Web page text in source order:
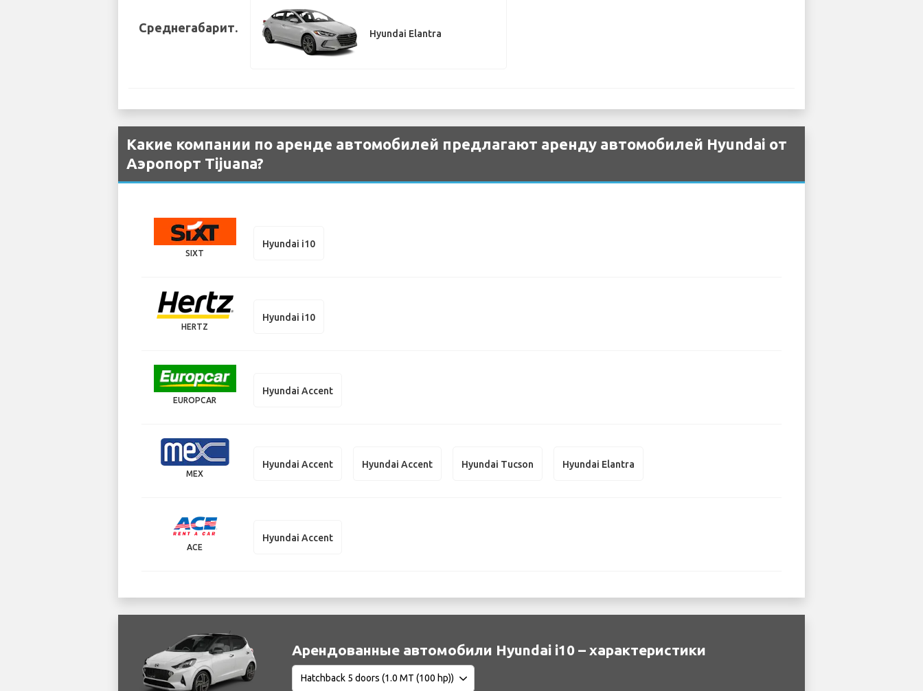
Среднегабарит. Hyundai Elantra
Какие компании по аренде автомобилей предлагают аренду автомобилей Hyundai от
Аэропорт Tijuana?
SIXT
Hyundai i10
HERTZ
Hyundai i10
EUROPCAR
Hyundai Accent
MEX
Hyundai Accent Hyundai Accent Hyundai Tucson Hyundai Elantra
ACE
Hyundai Accent
Арендованные автомобили Hyundai i10 – характеристики